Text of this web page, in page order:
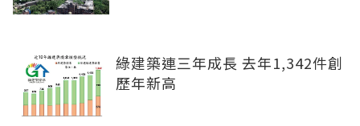
綠建築連三年成長 去年1,342件創
歷年新高